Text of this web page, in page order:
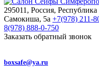
295011, Россия,
Самокиша, 5а +7(978) 211-
8(978) 888-0-750
Заказать обратный звонок
boxsafe@ya.ru